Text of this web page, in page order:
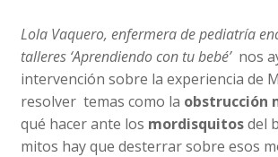
Lola Vaquero, enfermera de pediatría
talleres ‘Aprendiendo con tu bebé’ nos
intervención sobre la experiencia de
resolver temas como la obstrucción
qué hacer ante los mordisquitosdel
mitos hay que desterrar sobre esos